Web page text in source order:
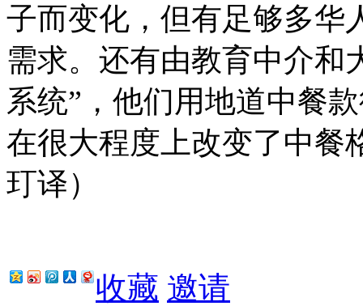
子而变化，但有足够多华
需求。还有由教育中介和
系统”，他们用地道中餐
在很大程度上改变了中餐
玎译）
收藏 邀请